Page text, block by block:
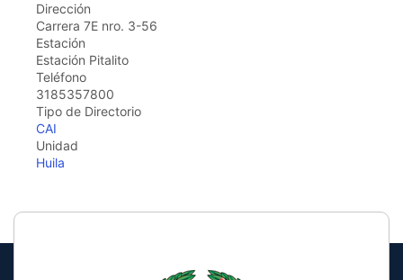
Dirección
Carrera 7E nro. 3-56
Estación
Estación Pitalito
Teléfono
3185357800
Tipo de Directorio
CAI
Unidad
Huila